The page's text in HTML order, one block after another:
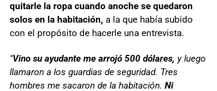
quitarle la ropa cuando anoche se quedaron
solos en la habitación, a la que había subido
con el propósito de hacerle una entrevista.
"Vino su ayudante me arrojó 500 dólares, y luego
llamaron a los guardias de seguridad. Tres
hombres me sacaron de la habitación. Ni